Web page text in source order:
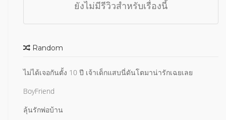
ยังไม่มีรีวิวสำหรับเรื่องนี้
Random
ไม่ได้เจอกันตั้ง 10 ปี เจ้าเด็กแสบนี่ดันโตมาน่ารักเฉยเลย
BoyFriend
ลุ้นรักพ่อบ้าน